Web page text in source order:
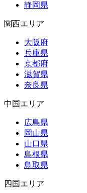
静岡県
関西エリア
大阪府
兵庫県
京都府
滋賀県
奈良県
中国エリア
広島県
岡山県
山口県
島根県
鳥取県
四国エリア